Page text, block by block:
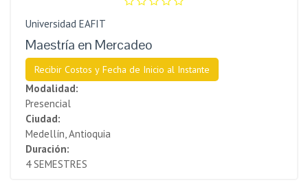
Universidad EAFIT
Maestría en Mercadeo
Recibir Costos y Fecha de Inicio al Instante
Modalidad:
Presencial
Ciudad:
Medellín, Antioquia
Duración:
4 SEMESTRES